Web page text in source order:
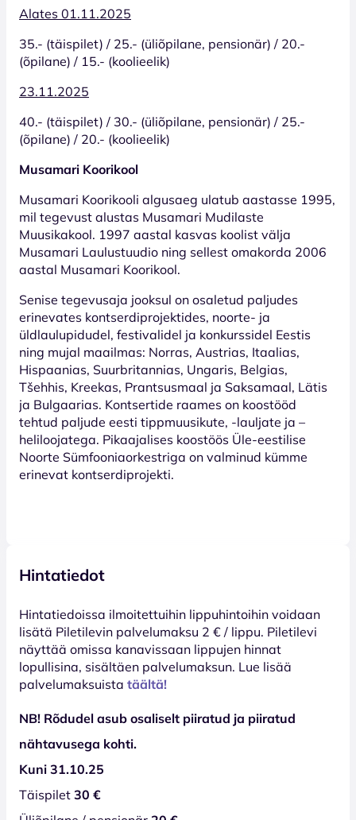
Alates 01.11.2025
35.- (täispilet) / 25.- (üliõpilane, pensionär) / 20.-
(õpilane) / 15.- (koolieelik)
23.11.2025
40.- (täispilet) / 30.- (üliõpilane, pensionär) / 25.-
(õpilane) / 20.- (koolieelik)
Musamari Koorikool
Musamari Koorikooli algusaeg ulatub aastasse 1995,
mil tegevust alustas Musamari Mudilaste
Muusikakool. 1997 aastal kasvas koolist välja
Musamari Laulustuudio ning sellest omakorda 2006
aastal Musamari Koorikool.
Senise tegevusaja jooksul on osaletud paljudes
erinevates kontserdiprojektides, noorte- ja
üldlaulupidudel, festivalidel ja konkurssidel Eestis
ning mujal maailmas: Norras, Austrias, Itaalias,
Hispaanias, Suurbritannias, Ungaris, Belgias,
Tšehhis, Kreekas, Prantsusmaal ja Saksamaal, Lätis
ja Bulgaarias. Kontsertide raames on koostööd
tehtud paljude eesti tippmuusikute, -lauljate ja –
heliloojatega. Pikaajalises koostöös Üle-eestilise
Noorte Sümfooniaorkestriga on valminud kümme
erinevat kontserdiprojekti.
Hintatiedot
Hinta­tiedoissa ilmoitettuihin lippuhintoihin voidaan
lisätä Piletilevin palvelumaksu 2 € / lippu. Piletilevi
näyttää omissa kanavissaan lippujen hinnat
lopullisina, sisältäen palvelumaksun. Lue lisää
palvelumaksuista täältä!
NB! Rõdudel asub osaliselt piiratud ja piiratud
nähtavusega kohti.
Kuni 31.10.25
Täispilet 30 €